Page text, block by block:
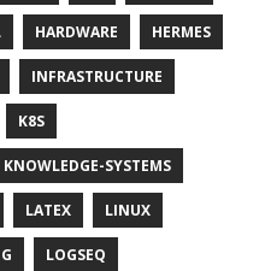
HARDWARE HERMES
INFRASTRUCTURE
K8S
KNOWLEDGE-SYSTEMS
LATEX LINUX
LOGSEQ